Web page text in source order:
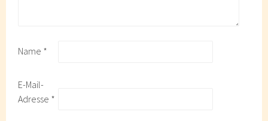
Name *
E-Mail-
Adresse *